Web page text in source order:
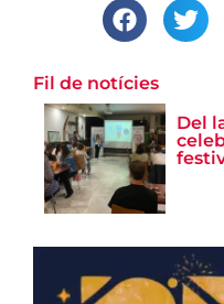
Fil de notícies
Del